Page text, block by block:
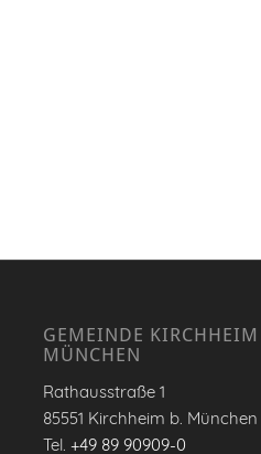
GEMEINDE
MÜNCHEN
Rathausstraße 1
85551 Kirchheim b. München
Tel. +49 89 90909-0